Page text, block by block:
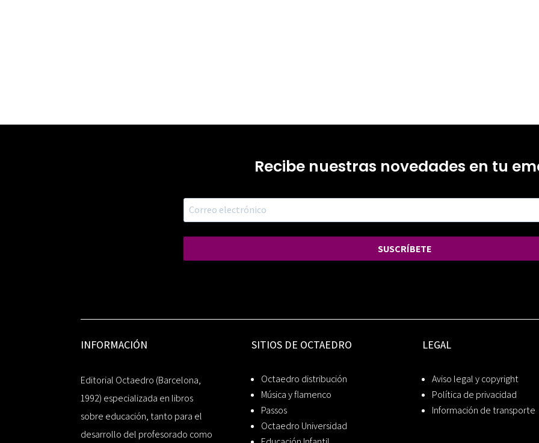
Recibe nuestras novedades en tu
SUSCRÍBETE
INFORMACIÓN
Editorial Octaedro (Barcelona,
1992) especializada en libros
sobre educación, tanto para el
desarrollo del profesorado como
SITIOS DE OCTAEDRO
Octaedro distribución
Música y flamenco
Passos
Octaedro Universidad
LEGAL
Aviso legal y copyright
Política de privacidad
Información de transporte